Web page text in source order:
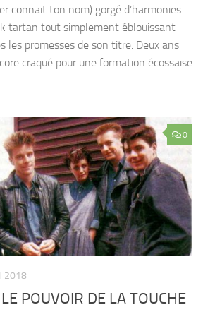
connait ton nom) gorgé d’harmonies
tartan tout simplement éblouissant
les promesses de son titre. Deux ans
craqué pour une formation écossaise
0
2018
POUVOIR DE LA TOUCHE